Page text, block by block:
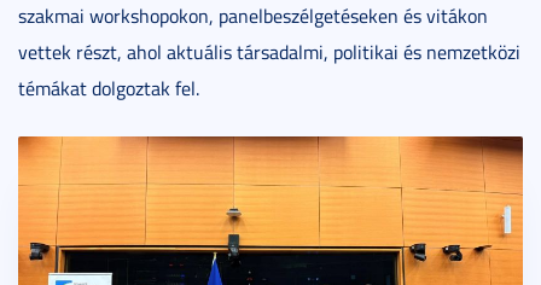
szakmai workshopokon, panelbeszélgetéseken és vitákon
vettek részt, ahol aktuális társadalmi, politikai és nemzetközi
témákat dolgoztak fel.